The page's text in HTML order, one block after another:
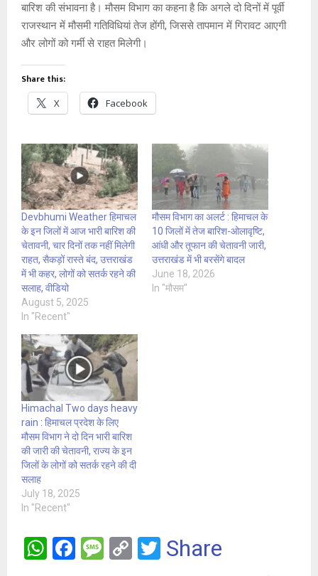
बारिश की संभावना है। मौसम विभाग का कहना है कि अगले दो दिनों में पूर्वी
राजस्थान में मौसमी गतिविधियां तेज होंगी, जिससे तापमान में गिरावट आएगी
और लोगों को गर्मी से राहत मिलेगी।
Share this:
X Facebook
Devbhumi Weather हिमाचल
के इन जिलों में आज भारी बारिश की
चेतावनी, चार दिनों तक नहीं मिलेगी
राहत, सैकड़ों रास्ते बंद, उत्तराखंड
में भी कहर, लोगों को सतर्क रहने की
सलाह, वीडियो
August 5, 2025
In "Recent"
मौसम विभाग का अलर्ट : हिमाचल के
10 जिलों में तेज बारिश-ओलावृष्टि,
आंधी और तूफान की चेतावनी जारी,
उत्तराखंड में भी बरसेंगे बादल
June 18, 2026
In "मौसम"
Himachal Two days heavy
rain : हिमाचल प्रदेश के लिए
मौसम विभाग ने दो दिन भारी बारिश
की जारी की चेतावनी, राज्य के इन
जिलों के लोगों को सतर्क रहने की दी
सलाह
July 18, 2025
In "Recent"
W F
M C
T
Share